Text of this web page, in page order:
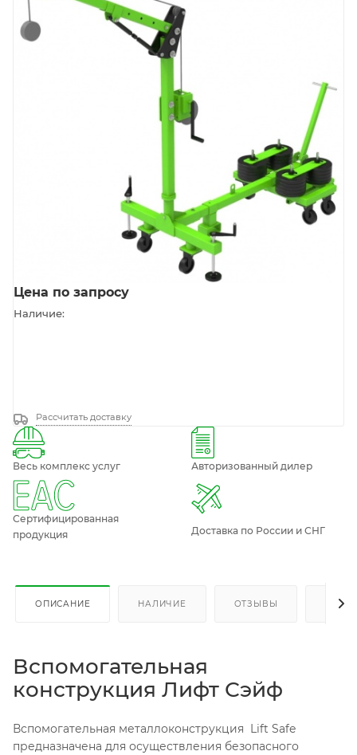
Цена по запросу
Наличие:
Рассчитать доставку
Весь комплекс услуг Авторизованный дилер
Сертифицированная
продукция
Доставка по России и СНГ
ОПИСАНИЕ НАЛИЧИЕ ОТЗЫВЫ КАК
Вспомогательная
конструкция Лифт Сэйф
Вспомогательная металлоконструкция Lift Safe
предназначена для осуществления безопасного